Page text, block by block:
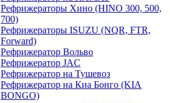
Рефрижераторы Хино (HINO 300, 500,
700)
Рефрижераторы ISUZU (NQR, FTR,
Forward)
Рефрижератор Вольво
Рефрижератор JAC
Рефрижератор на Тушевоз
Рефрижератор на Киа Бонго (KIA
BONGO)